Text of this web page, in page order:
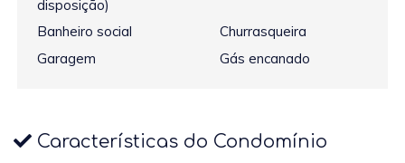
disposição)
Banheiro social
Churrasqueira
Garagem
Gás encanado
Características do Condomínio